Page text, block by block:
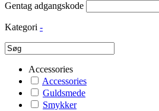
Gentag adgangskode
Kategori -
Accessories
Accessories
Guldsmede
Smykker